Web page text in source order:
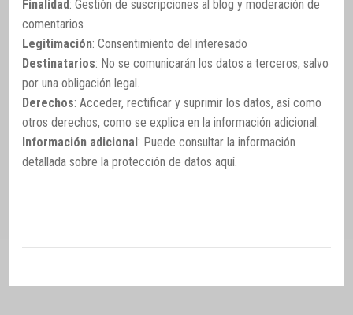
Finalidad: Gestión de suscripciones al blog y moderación de
comentarios
Legitimación: Consentimiento del interesado
Destinatarios: No se comunicarán los datos a terceros, salvo
por una obligación legal.
Derechos: Acceder, rectificar y suprimir los datos, así como
otros derechos, como se explica en la información adicional.
Información adicional: Puede consultar la información
detallada sobre la protección de datos aquí.